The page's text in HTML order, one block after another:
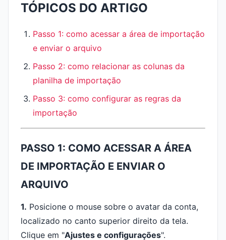
TÓPICOS DO ARTIGO
Passo 1: como acessar a área de importação
e enviar o arquivo
Passo 2: como relacionar as colunas da
planilha de importação
Passo 3: como configurar as regras da
importação
PASSO 1: COMO ACESSAR A ÁREA
DE IMPORTAÇÃO E ENVIAR O
ARQUIVO
1. Posicione o mouse sobre o avatar da conta,
localizado no canto superior direito da tela.
Clique em "Ajustes e configurações".